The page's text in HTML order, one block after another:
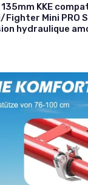
KKE
Fighter Mini PRO
hydraulique